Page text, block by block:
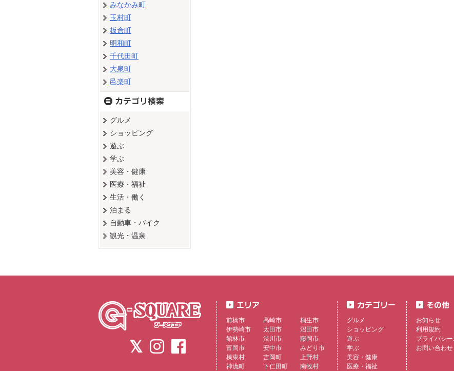
みなかみ町
玉村町
板倉町
明和町
千代田町
大泉町
邑楽町
グルメ
ショッピング
遊ぶ
学ぶ
美容・健康
医療・福祉
生活・働く
泊まる
自動車・バイク
観光・温泉
前橋市 高崎市
桐生市
伊勢崎市
太田市
沼田市
館林市
渋川市
藤岡市
富岡市
安中市
みどり市
榛東村
吉岡町
上野村
神流町
下仁田町 南牧村
グルメ
ショッピング
遊ぶ
学ぶ
美容・健康
医療・福祉
お知らせ
利用規約
プライバシ
お問い合わせ